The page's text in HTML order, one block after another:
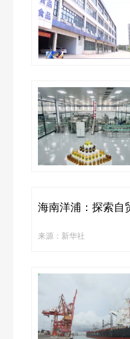
海南洋浦：探索自
来源：新华社